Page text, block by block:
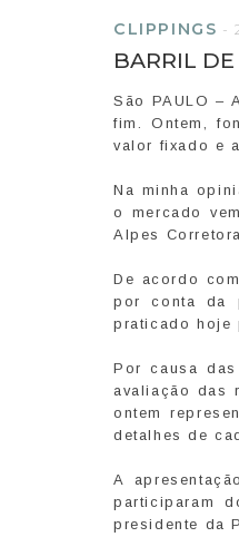
CLIPPINGS -
BARRIL
São PAULO –
fim. Ontem,
valor fixado e
Na minha
o mercado
Alpes
De acordo
por conta da
praticado hoje
Por causa
avaliação das
ontem
detalhes de
A
participaram
presidente da